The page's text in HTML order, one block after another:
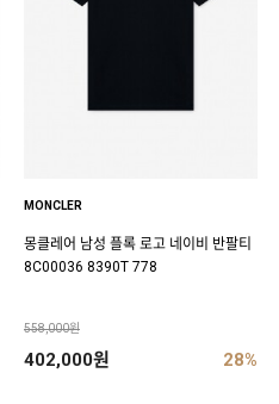
MONCLER
몽클레어 남성 플록 로고 네이비 반팔티
8C00036 8390T 778
558,000원
402,000원 28%